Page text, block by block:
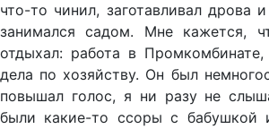
что-то чинил, заготавливал дрова
занимался садом. Мне кажется,
отдыхал: работа в
дела по хозяйству. Он был
повышал голос, я ни разу не
были какие-то ссоры с бабушкой